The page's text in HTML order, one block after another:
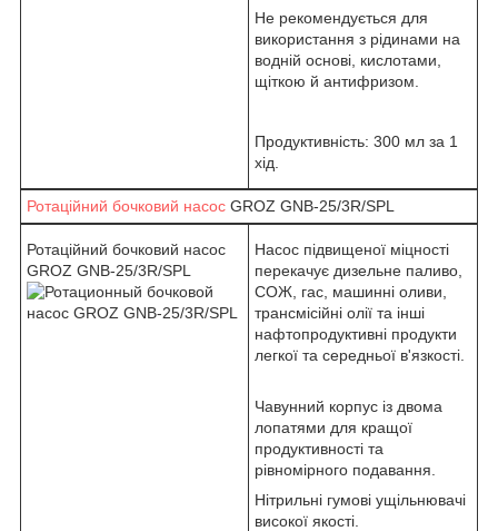
Не рекомендується для
використання з рідинами на
водній основі, кислотами,
щіткою й антифризом.
Продуктивність: 300 мл за 1
хід.
Ротаційний бочковий насос GROZ GNB-25/3R/SPL
Ротаційний бочковий насос
GROZ GNB-25/3R/SPL
Насос підвищеної міцності
перекачує дизельне паливо,
СОЖ, гас, машинні оливи,
трансмісійні олії та інші
нафтопродуктивні продукти
легкої та середньої в'язкості.
Чавунний корпус із двома
лопатями для кращої
продуктивності та
рівномірного подавання.
Нітрильні гумові ущільнювачі
високої якості.